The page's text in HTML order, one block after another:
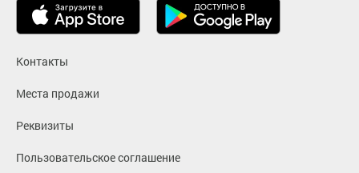
Контакты
Места продажи
Реквизиты
Пользовательское соглашение